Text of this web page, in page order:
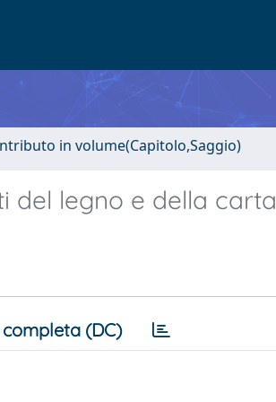
in volume(Capitolo,Saggio)
del legno e della carta
(DC)